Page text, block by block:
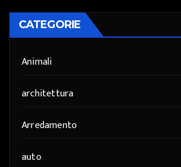
CATEGORIE
Animali
architettura
Arredamento
auto